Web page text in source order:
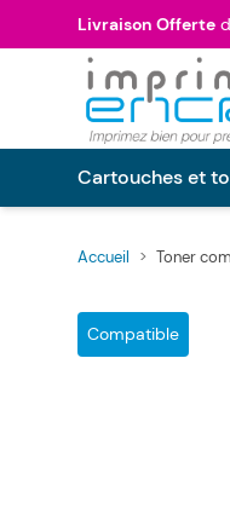
Livraison Offerte
Cartouches et
Accueil > Toner
Compatible
Main image
Click to view